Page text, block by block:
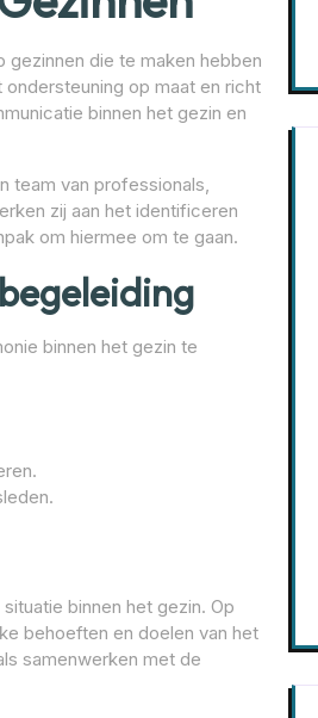
gezinnen die te maken hebben
op maat en richt
binnen het gezin en
team van professionals,
zij aan het identificeren
om hiermee om te gaan.
binnen het gezin te
binnen het gezin. Op
behoeften en doelen van het
samenwerken met de